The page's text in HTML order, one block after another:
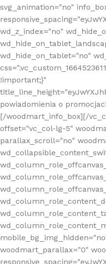
svg_animation="no"
wd_z_index="no"
wd_hide_on_tablet="no"
!important;}"
powiadomienia o
[/woodmart_info_box][/
offset="vc_col-lg-5"
parallax_scroll="no"
woodmart_parallax="0"